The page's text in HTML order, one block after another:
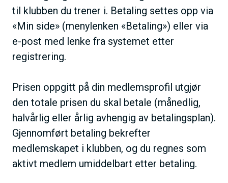
til klubben du trener i. Betaling settes opp via
«Min side» (menylenken «Betaling») eller via
e-post med lenke fra systemet etter
registrering.
Prisen oppgitt på din medlemsprofil utgjør
den totale prisen du skal betale (månedlig,
halvårlig eller årlig avhengig av betalingsplan).
Gjennomført betaling bekrefter
medlemskapet i klubben, og du regnes som
aktivt medlem umiddelbart etter betaling.